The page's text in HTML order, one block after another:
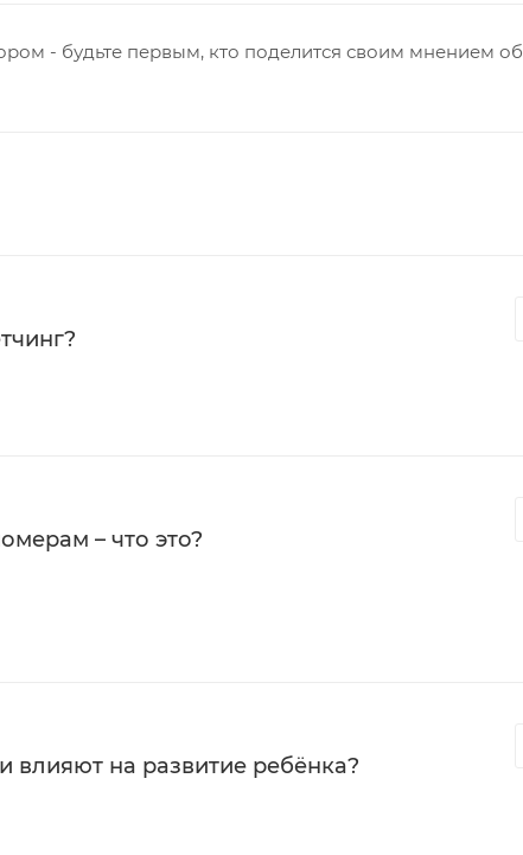
- будьте первым, кто поделится своим мнением об
– что это?
влияют на развитие ребёнка?